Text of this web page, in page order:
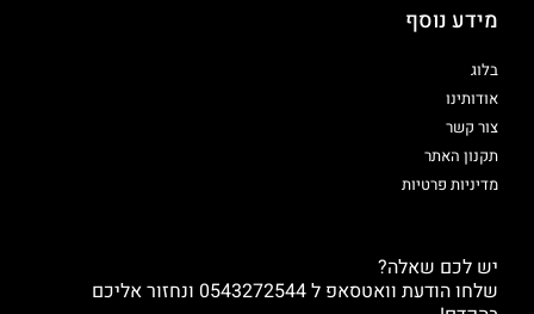
מידע נוסף
בלוג
אודותינו
צור קשר
תקנון האתר
מדיניות פרטיות
יש לכם שאלה?
שלחו הודעת וואטסאפ ל 0543272544 ונחזור אליכם